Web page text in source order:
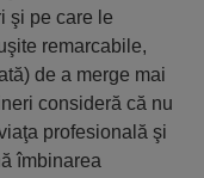
şi pe care le
remarcabile,
de a merge mai
consideră că nu
profesională şi
îmbinarea